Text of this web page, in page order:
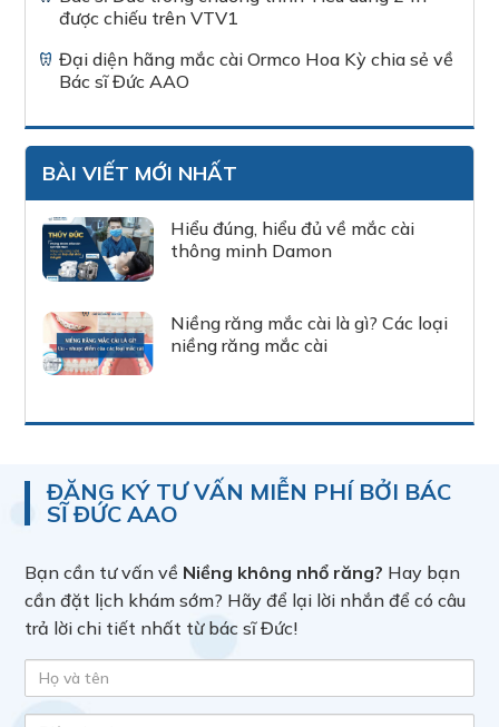
được chiếu trên VTV1
Đại diện hãng mắc cài Ormco Hoa Kỳ chia sẻ về
Bác sĩ Đức AAO
BÀI VIẾT MỚI NHẤT
Hiểu đúng, hiểu đủ về mắc cài
thông minh Damon
Niềng răng mắc cài là gì? Các loại
niềng răng mắc cài
ĐĂNG KÝ TƯ VẤN MIỄN PHÍ BỞI BÁC
SĨ ĐỨC AAO
Bạn cần tư vấn về Niềng không nhổ răng? Hay bạn
cần đặt lịch khám sớm? Hãy để lại lời nhắn để có câu
trả lời chi tiết nhất từ bác sĩ Đức!